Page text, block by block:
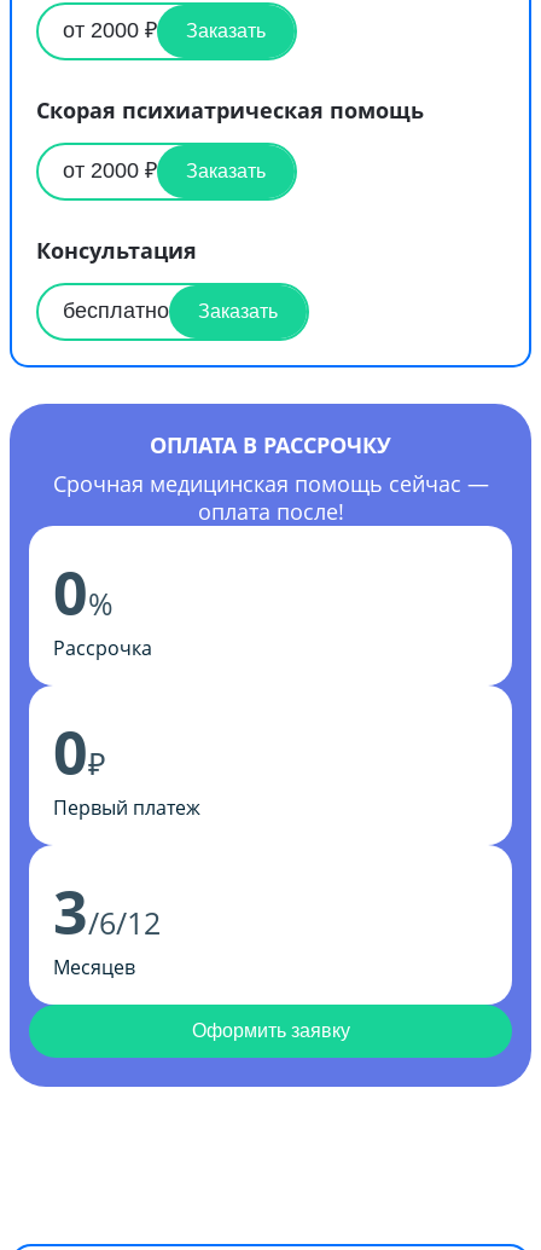
от 2000 ₽ Заказать
Скорая психиатрическая помощь
от 2000 ₽ Заказать
Консультация
бесплатно Заказать
ОПЛАТА В РАССРОЧКУ
Срочная медицинская помощь сейчас —
оплата после!
0%
Рассрочка
0₽
Первый платеж
3/6/12
Месяцев
Оформить заявку